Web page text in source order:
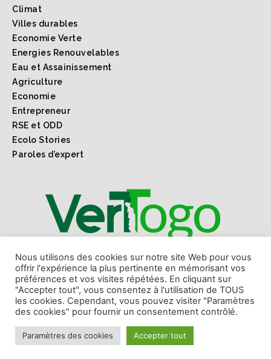
Climat
Villes durables
Economie Verte
Energies Renouvelables
Eau et Assainissement
Agriculture
Economie
Entrepreneur
RSE et ODD
Ecolo Stories
Paroles d’expert
1er webmagazine sur l'environnement l'économie verte
et les ODD au Togo et en Afrique.
Nous utilisons des cookies sur notre site Web pour vous
offrir l'expérience la plus pertinente en mémorisant vos
préférences et vos visites répétées. En cliquant sur
"Accepter tout", vous consentez à l'utilisation de TOUS
les cookies. Cependant, vous pouvez visiter "Paramètres
des cookies" pour fournir un consentement contrôlé.
Paramètres des cookies Accepter tout